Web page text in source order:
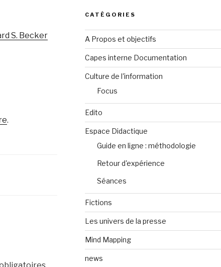
S. Becker
.
CATÉGORIES
A Propos et objectifs
Capes interne Documentation
Culture de l'information
Focus
Edito
Espace Didactique
Guide en ligne : méthodologie
Retour d'expérience
Séances
Fictions
Les univers de la presse
Mind Mapping
news